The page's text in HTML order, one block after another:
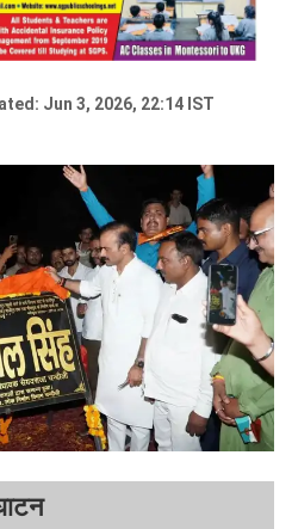
Jun 3, 2026, 22:14 IST